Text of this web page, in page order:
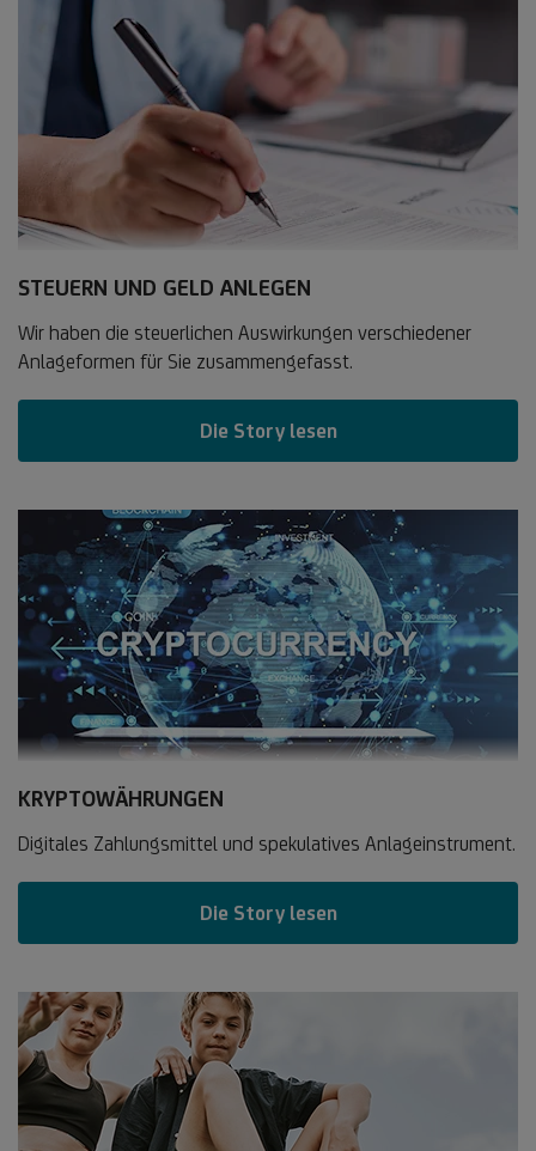
STEUERN UND GELD ANLEGEN
Wir haben die steuerlichen Auswirkungen verschiedener
Anlageformen für Sie zusammengefasst.
Die Story lesen
KRYPTOWÄHRUNGEN
Digitales Zahlungsmittel und spekulatives Anlageinstrument.
Die Story lesen